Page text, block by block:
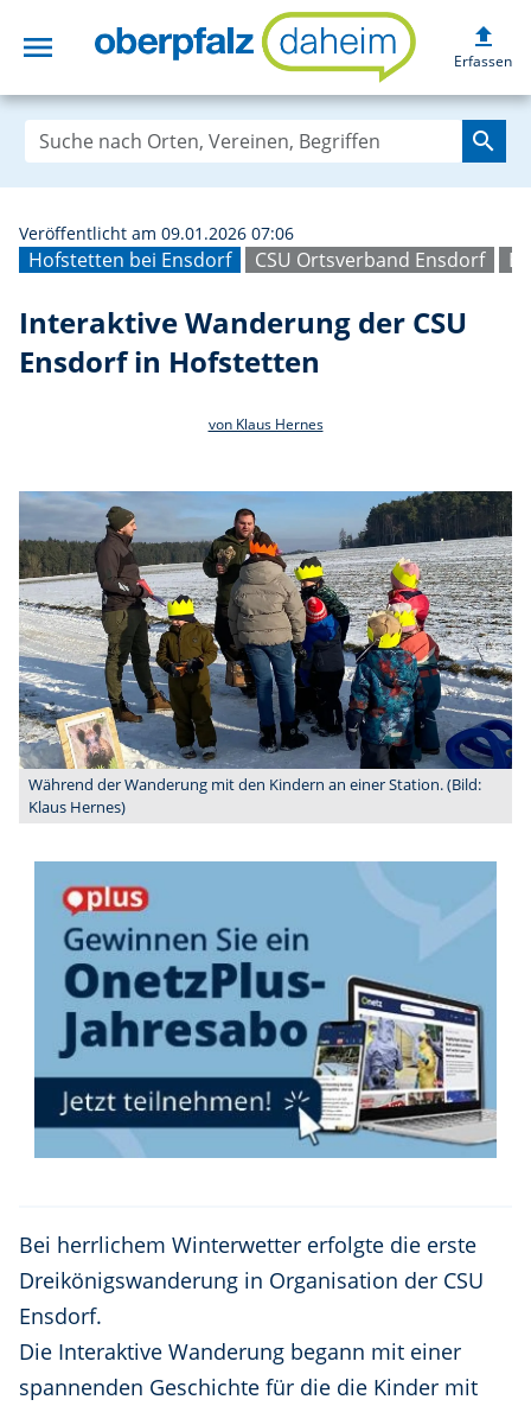
menu Interaktive
upload
Erfassen
search
Hofstetten bei Ensdorf CSU Ortsverband Ensdorf
Veröffentlicht am 09.01.2026 07:06
Interaktive Wanderung der CSU
Ensdorf in Hofstetten
von Klaus Hernes
Während der Wanderung mit den Kindern an einer Station. (Bild:
Klaus Hernes)
Bei herrlichem Winterwetter erfolgte die erste
Dreikönigswanderung in Organisation der CSU
Ensdorf.
Die Interaktive Wanderung begann mit einer
spannenden Geschichte für die die Kinder mit